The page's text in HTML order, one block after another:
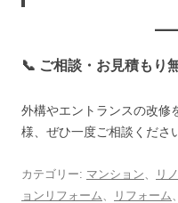
📞 ご相談・お見積もり
外構やエントランスの改修
様、ぜひ一度ご相談くださ
カテゴリー: マンション リ
ョンリフォーム
リフォーム